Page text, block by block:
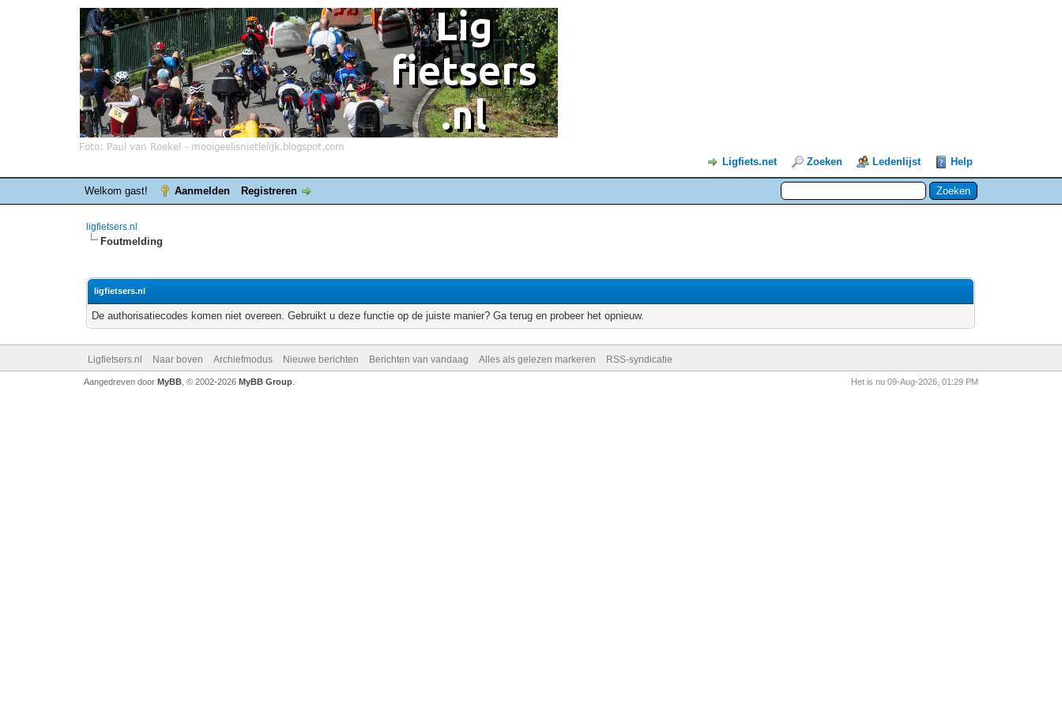
Ligfiets.net Zoeken Ledenlijst Help
Welkom gast! Aanmelden Registreren
ligfietsers.nl
Foutmelding
ligfietsers.nl
De authorisatiecodes komen niet overeen. Gebruikt u deze functie op de juiste manier? Ga terug en probeer het opnieuw.
Ligfietsers.nl Naar boven Archiefmodus Nieuwe berichten Berichten van vandaag Alles als gelezen markeren RSS-syndicatie
Het is nu 09-Aug-2026, 01:29 PM
Aangedreven door MyBB, © 2002-2026 MyBB Group.